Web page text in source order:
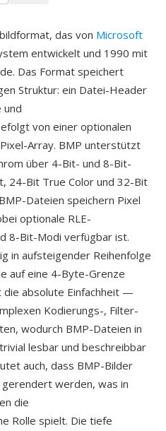
das von Microsoft
entwickelt und 1990 mit
Das Format speichert
Struktur: ein Datei-Header
und
von einer optionalen
Array. BMP unterstützt
über 4-Bit- und 8-Bit-
24-Bit True Color und 32-Bit
Dateien speichern Pixel
optionale RLE-
8-Bit-Modi verfügbar ist.
in aufsteigender Reihenfolge
auf eine 4-Byte-Grenze
die absolute Einfachheit —
Kodierungs-, Filter-
wodurch BMP-Dateien in
lesbar und beschreibbar
auch, dass BMP-Bilder
werden, was in
die
Rolle spielt. Die tiefe